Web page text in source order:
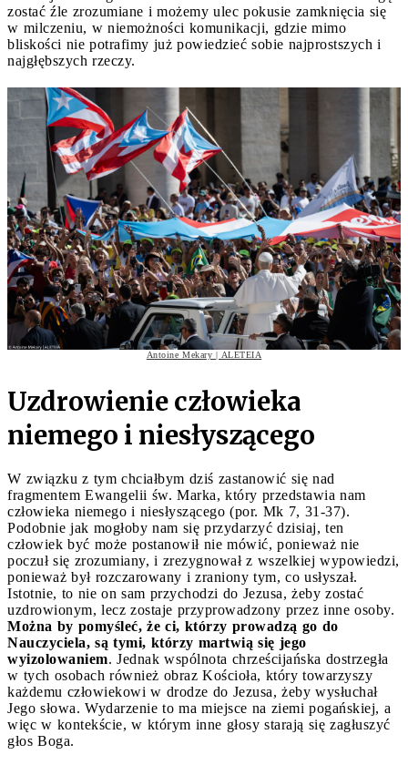
zostać źle zrozumiane i możemy ulec pokusie zamknięcia się
w milczeniu, w niemożności komunikacji, gdzie mimo
bliskości nie potrafimy już powiedzieć sobie najprostszych i
najgłębszych rzeczy.
Antoine Mekary | ALETEIA
Uzdrowienie człowieka
niemego i niesłyszącego
W związku z tym chciałbym dziś zastanowić się nad
fragmentem Ewangelii św. Marka, który przedstawia nam
człowieka niemego i niesłyszącego (por. Mk 7, 31-37).
Podobnie jak mogłoby nam się przydarzyć dzisiaj, ten
człowiek być może postanowił nie mówić, ponieważ nie
poczuł się zrozumiany, i zrezygnował z wszelkiej wypowiedzi,
ponieważ był rozczarowany i zraniony tym, co usłyszał.
Istotnie, to nie on sam przychodzi do Jezusa, żeby zostać
uzdrowionym, lecz zostaje przyprowadzony przez inne osoby.
Można by pomyśleć, że ci, którzy prowadzą go do
Nauczyciela, są tymi, którzy martwią się jego
wyizolowaniem. Jednak wspólnota chrześcijańska dostrzegła
w tych osobach również obraz Kościoła, który towarzyszy
każdemu człowiekowi w drodze do Jezusa, żeby wysłuchał
Jego słowa. Wydarzenie to ma miejsce na ziemi pogańskiej, a
więc w kontekście, w którym inne głosy starają się zagłuszyć
głos Boga.